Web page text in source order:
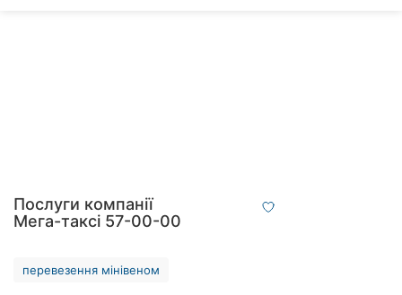
Всі
міста:
Послуги компанії
Мега-таксі 57-00-00
перевезення мінівеном